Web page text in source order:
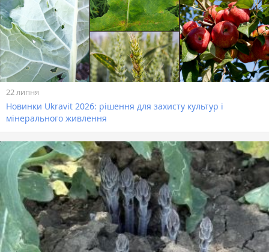
22 липня
Новинки Ukravit 2026: рішення для захисту культур і
мінерального живлення